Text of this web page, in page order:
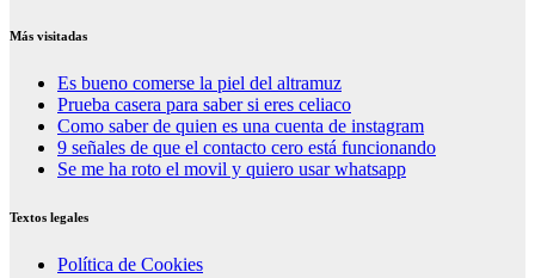
Más visitadas
Es bueno comerse la piel del altramuz
Prueba casera para saber si eres celiaco
Como saber de quien es una cuenta de instagram
9 señales de que el contacto cero está funcionando
Se me ha roto el movil y quiero usar whatsapp
Textos legales
Política de Cookies